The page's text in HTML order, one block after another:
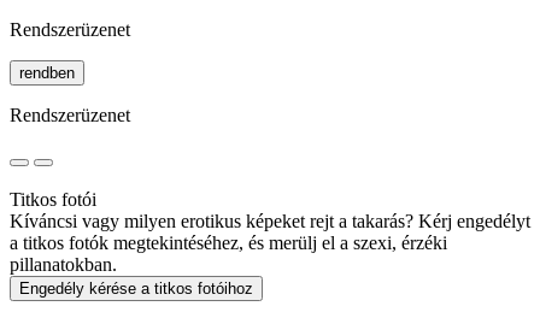
Rendszerüzenet
rendben
Rendszerüzenet
Titkos fotói
Kíváncsi vagy milyen erotikus képeket rejt a takarás? Kérj engedélyt
a titkos fotók megtekintéséhez, és merülj el a szexi, érzéki
pillanatokban.
Engedély kérése a titkos fotóihoz